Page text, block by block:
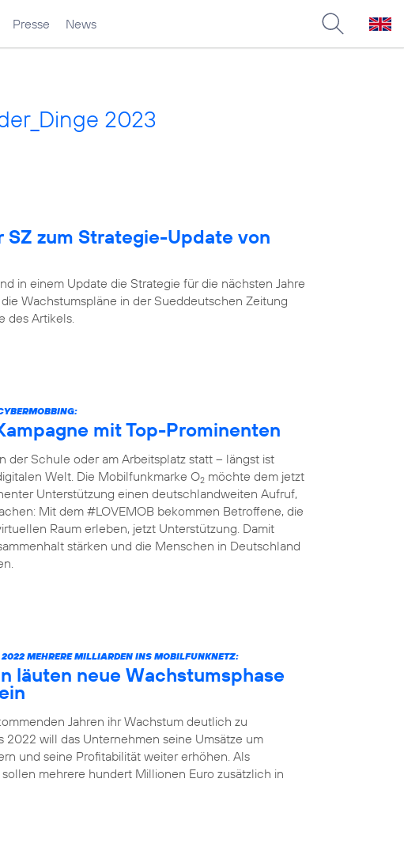
Presse News
2023
SZ zum Strategie-Update von
in einem Update die Strategie für die nächsten Jahre
Wachstumspläne in der Sueddeutschen Zeitung
des Artikels.
mit Top-Prominenten
Schule oder am Arbeitsplatz statt – längst ist
Welt. Die Mobilfunkmarke O2 möchte dem jetzt
Unterstützung einen deutschlandweiten Aufruf,
Mit dem #LOVEMOB bekommen Betroffene, die
Raum erleben, jetzt Unterstützung. Damit
stärken und die Menschen in Deutschland
MEHRERE MILLIARDEN INS MOBILFUNKNETZ:
läuten neue Wachstumsphase
Jahren ihr Wachstum deutlich zu
will das Unternehmen seine Umsätze um
und seine Profitabilität weiter erhöhen. Als
mehrere hundert Millionen Euro zusätzlich in